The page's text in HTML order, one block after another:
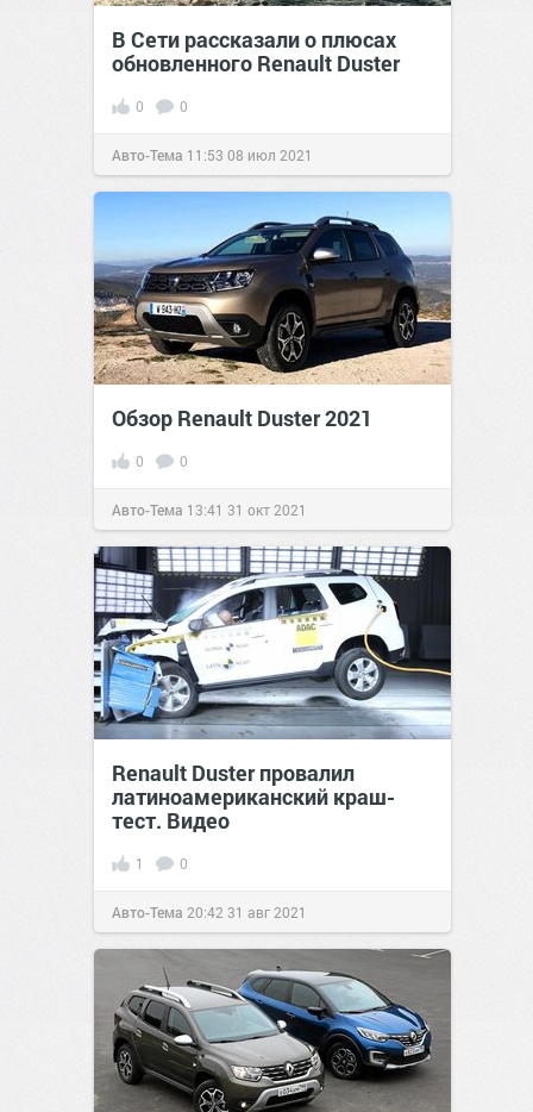
В Сети рассказали о плюсах
обновленного Renault Duster
0 0
Авто-Тема 11:53 08 июл 2021
Обзор Renault Duster 2021
0 0
Авто-Тема 13:41 31 окт 2021
Renault Duster провалил
латиноамериканский краш-
тест. Видео
1 0
Авто-Тема 20:42 31 авг 2021